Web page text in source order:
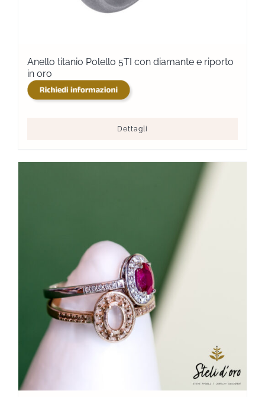
Anello titanio Polello 5TI con diamante e riporto
in oro
Dettagli